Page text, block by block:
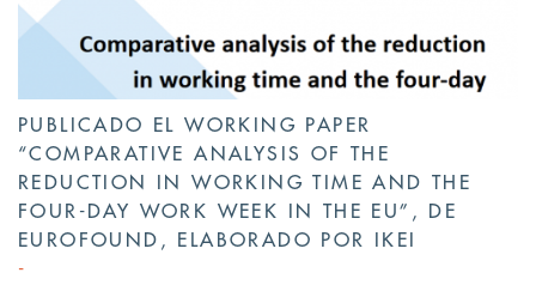
PUBLICADO EL WORKING PAPER
“COMPARATIVE ANALYSIS OF THE
REDUCTION IN WORKING TIME AND THE
FOUR-DAY WORK WEEK IN THE EU”, DE
EUROFOUND, ELABORADO POR IKEI